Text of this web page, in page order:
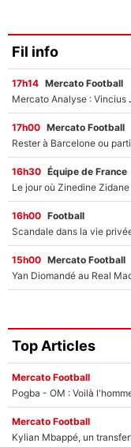
Fil info
17h14 Mercato Football
17h00 Mercato Football
16h30 Équipe de France
16h00 Football
15h00 Mercato Football
Yan Diomandé au Real
Top Articles
Mercato Football
Pogba - OM : Voilà
Mercato Football
Kylian Mbappé, un